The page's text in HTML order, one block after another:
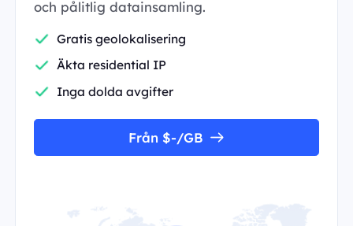
och pålitlig datainsamling.
Gratis geolokalisering
Äkta residential IP
Inga dolda avgifter
Från $-/GB